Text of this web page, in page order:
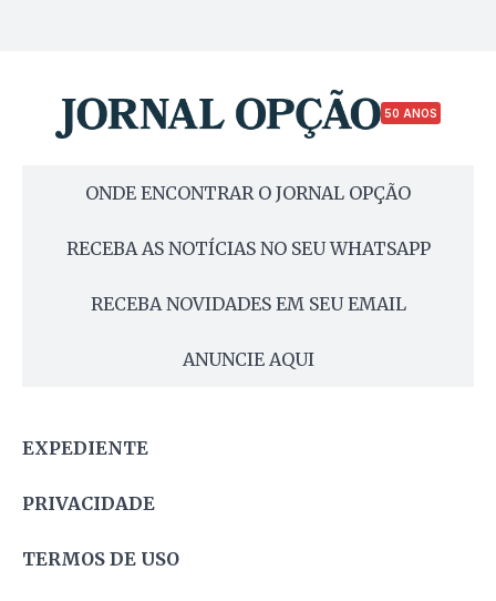
50 ANOS
ONDE ENCONTRAR O JORNAL OPÇÃO
RECEBA AS NOTÍCIAS NO SEU WHATSAPP
RECEBA NOVIDADES EM SEU EMAIL
ANUNCIE AQUI
EXPEDIENTE
PRIVACIDADE
TERMOS DE USO